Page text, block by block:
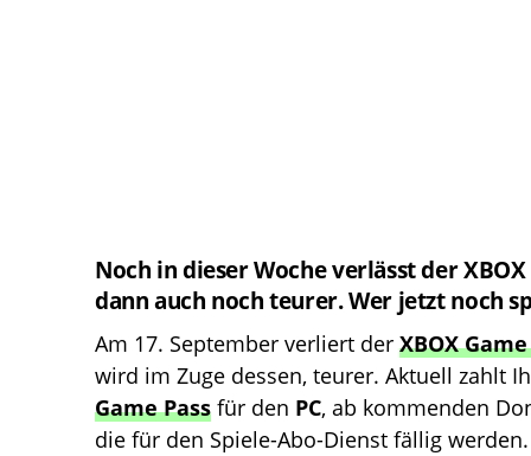
Noch in dieser Woche verlässt der
dann auch noch teurer. Wer jetzt noch
Am 17. September verliert der XBOX
wird im Zuge dessen, teurer. Aktuell zahlt
Game Pass für den PC, ab kommenden
die für den Spiele-Abo-Dienst fällig